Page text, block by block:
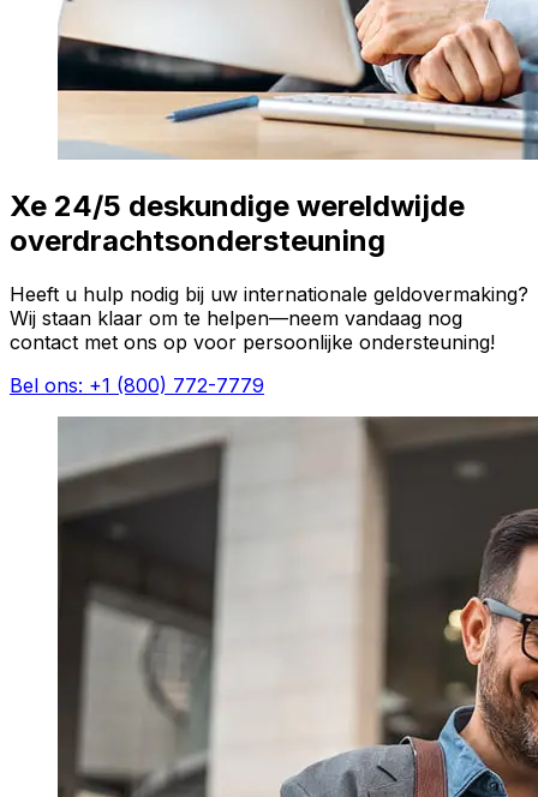
Xe 24/5 deskundige wereldwijde
overdrachtsondersteuning
Heeft u hulp nodig bij uw internationale geldovermaking?
Wij staan klaar om te helpen—neem vandaag nog
contact met ons op voor persoonlijke ondersteuning!
Bel ons: +1 (800) 772-7779